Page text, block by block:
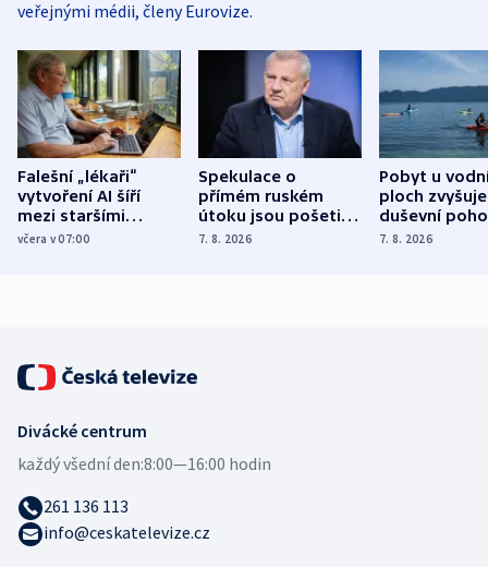
veřejnými médii, členy Eurovize.
Falešní „lékaři“
vytvoření AI šíří
mezi staršími
Poláky nebezpečné
včera v 07:00
Spekulace o
přímém ruském
útoku jsou pošetilé,
míní estonský
7. 8. 2026
Pobyt u
ploch zvyšuje
duševní
ukázala
7. 8. 2026
Divácké centrum
každý všední den:8:00—16:00 hodin
261 136 113
info@ceskatelevize.cz